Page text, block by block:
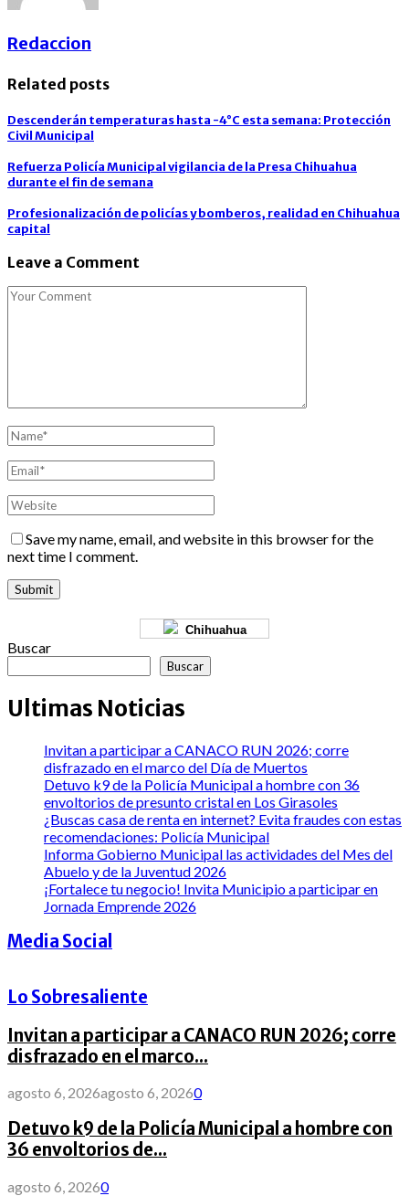
Redaccion
Related posts
Descenderán temperaturas hasta -4°C esta semana: Protección
Civil Municipal
Refuerza Policía Municipal vigilancia de la Presa Chihuahua
durante el fin de semana
Profesionalización de policías y bomberos, realidad en Chihuahua
capital
Leave a Comment
Save my name, email, and website in this browser for the
next time I comment.
Chihuahua
Buscar
Buscar
Ultimas Noticias
Invitan a participar a CANACO RUN 2026; corre
disfrazado en el marco del Día de Muertos
Detuvo k9 de la Policía Municipal a hombre con 36
envoltorios de presunto cristal en Los Girasoles
¿Buscas casa de renta en internet? Evita fraudes con estas
recomendaciones: Policía Municipal
Informa Gobierno Municipal las actividades del Mes del
Abuelo y de la Juventud 2026
¡Fortalece tu negocio! Invita Municipio a participar en
Jornada Emprende 2026
Media Social
Lo Sobresaliente
Invitan a participar a CANACO RUN 2026; corre
disfrazado en el marco...
agosto 6, 2026agosto 6, 20260
Detuvo k9 de la Policía Municipal a hombre con
36 envoltorios de...
agosto 6, 20260